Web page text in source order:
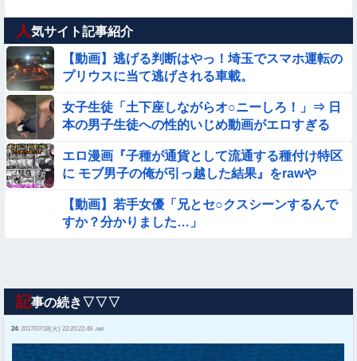
人気サイト記事紹介
【動画】逃げる判断はやっ！埼玉でスマホ運転の
プリウスに当て逃げされる車載。
女子生徒「土下座しながらオ○ニーしろ！」⇒ 日
本の男子生徒への性的いじめ動画がエロすぎる
エロ漫画『子種が通貨として流通する種付け特区
に モブ男子の俺が引っ越した結果』をrawや
【動画】若手女優「兄とセ○クスシーンするんで
すか？分かりました…」
記事の続き▽▽▽
24: 2017/07/18(火) 22:20:22.49 .net